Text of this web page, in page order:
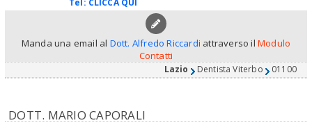
Tel: CLICCA QUI
Manda una email al Dott. Alfredo Riccardi attraverso il Modulo
Contatti
Lazio Dentista Viterbo 01100
DOTT. MARIO CAPORALI